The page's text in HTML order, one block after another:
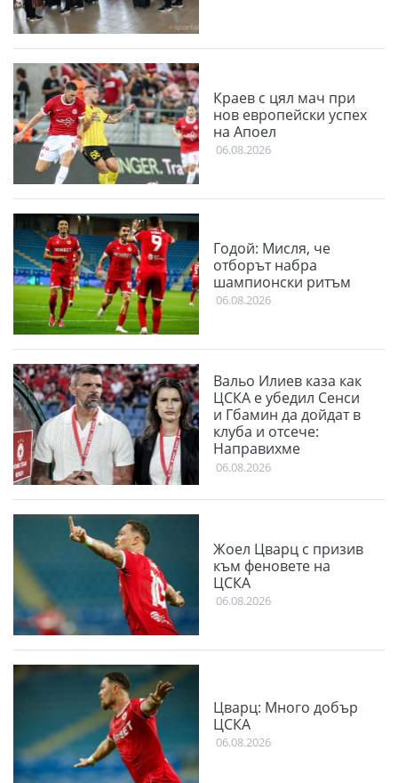
Краев с цял мач при
нов европейски успех
на Апоел
06.08.2026
Годой: Мисля, че
отборът набра
шампионски ритъм
06.08.2026
Вальо Илиев каза как
ЦСКА е убедил Сенси
и Гбамин да дойдат в
клуба и отсече:
Направихме
изключителен двубой
06.08.2026
Жоел Цварц с призив
към феновете на
ЦСКА
06.08.2026
Цварц: Много добър
ЦСКА
06.08.2026